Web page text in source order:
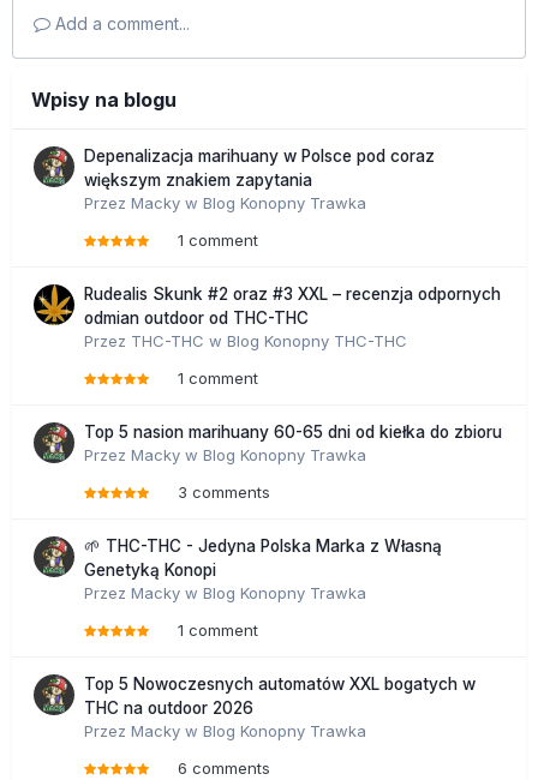
Add a comment...
Wpisy na blogu
Depenalizacja marihuany w Polsce pod coraz
większym znakiem zapytania
Przez Macky w Blog Konopny Trawka
1 comment
Rudealis Skunk #2 oraz #3 XXL – recenzja odpornych
odmian outdoor od THC-THC
Przez THC-THC w Blog Konopny THC-THC
1 comment
Top 5 nasion marihuany 60-65 dni od kiełka do zbioru
Przez Macky w Blog Konopny Trawka
3 comments
🌱 THC-THC - Jedyna Polska Marka z Własną
Genetyką Konopi
Przez Macky w Blog Konopny Trawka
1 comment
Top 5 Nowoczesnych automatów XXL bogatych w
THC na outdoor 2026
Przez Macky w Blog Konopny Trawka
6 comments